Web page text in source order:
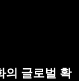
의 글로벌 확